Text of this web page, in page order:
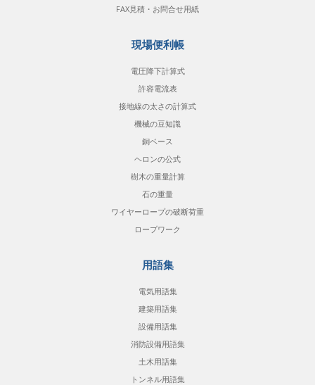
FAX見積・お問合せ用紙
現場便利帳
電圧降下計算式
許容電流表
接地線の太さの計算式
機械の豆知識
銅ベース
ヘロンの公式
樹木の重量計算
石の重量
ワイヤーロープの破断荷重
ロープワーク
用語集
電気用語集
建築用語集
設備用語集
消防設備用語集
土木用語集
トンネル用語集